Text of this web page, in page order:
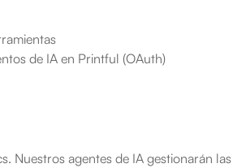
de IA en Printful (OAuth)
Nuestros agentes de IA gestionarán